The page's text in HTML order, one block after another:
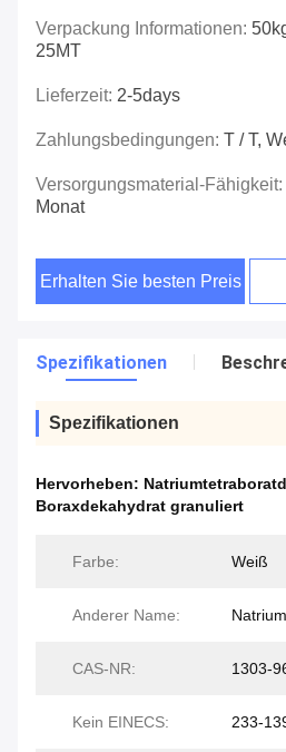
Verpackung Informationen:
25MT
Lieferzeit: 2-5days
Zahlungsbedingungen: T / T,
Versorgungsmaterial-Fähigkeit:
Monat
Erhalten Sie besten Preis
Spezifikationen
Spezifikationen
Hervorheben:
Boraxdekahydrat granuliert
Farbe: Weiß
Anderer Name:
CAS-NR: 1303-
Kein EINECS: 233-